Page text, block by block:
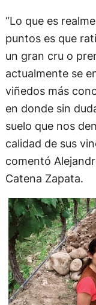
“Lo que es
puntos es que
un gran cru o
actualmente se
viñedos más
en donde sin
suelo que nos
calidad de sus
comentó
Catena Zapata.